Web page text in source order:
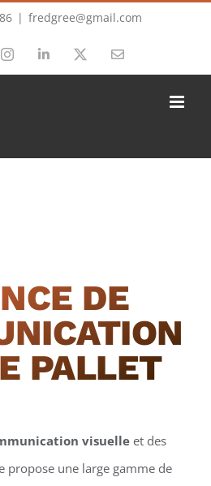
| fredgree@gmail.com
InstagramLinkedIn Email
DE
PALLET
visuelleet des
propose une large gamme de